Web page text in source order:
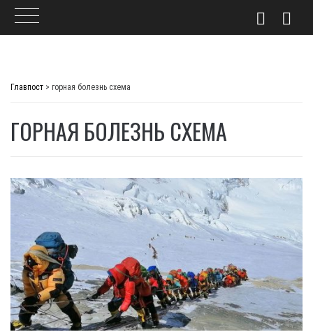
Главпост > горная болезнь схема
ГОРНАЯ БОЛЕЗНЬ СХЕМА